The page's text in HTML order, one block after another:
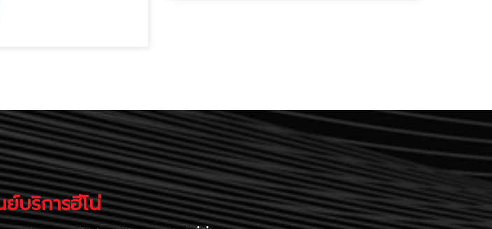
บริการฮีโน่